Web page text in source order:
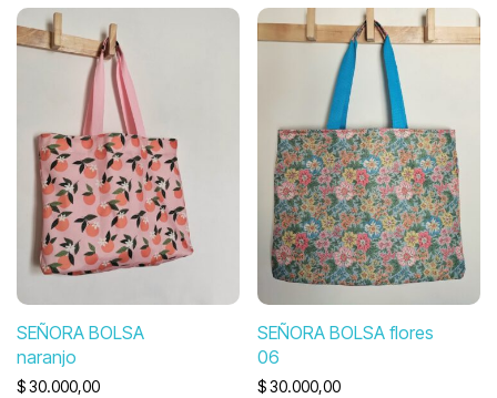
SEÑORA BOLSA
naranjo
$30.000,00
SEÑORA BOLSA flores
06
$30.000,00